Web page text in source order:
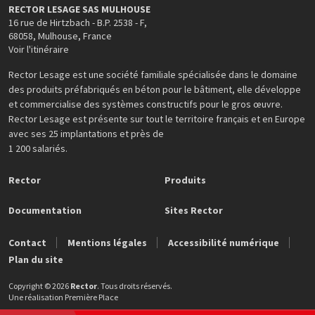
RECTOR LESAGE SAS MULHOUSE
16 rue de Hirtzbach - B.P. 2538 - F,
68058, Mulhouse, France
Voir l'itinéraire
Rector Lesage est une société familiale spécialisée dans le domaine
des produits préfabriqués en béton pour le bâtiment, elle développe
et commercialise des systèmes constructifs pour le gros œuvre.
Rector Lesage est présente sur tout le territoire français et en Europe
avec ses 25 implantations et près de
1 200 salariés.
Rector Produits
Documentation Sites Rector
Contact Mentions légales
Accessibilité numérique
Plan du site
Copyright © 2026 Rector. Tous droits réservés.
Une réalisation Première Place